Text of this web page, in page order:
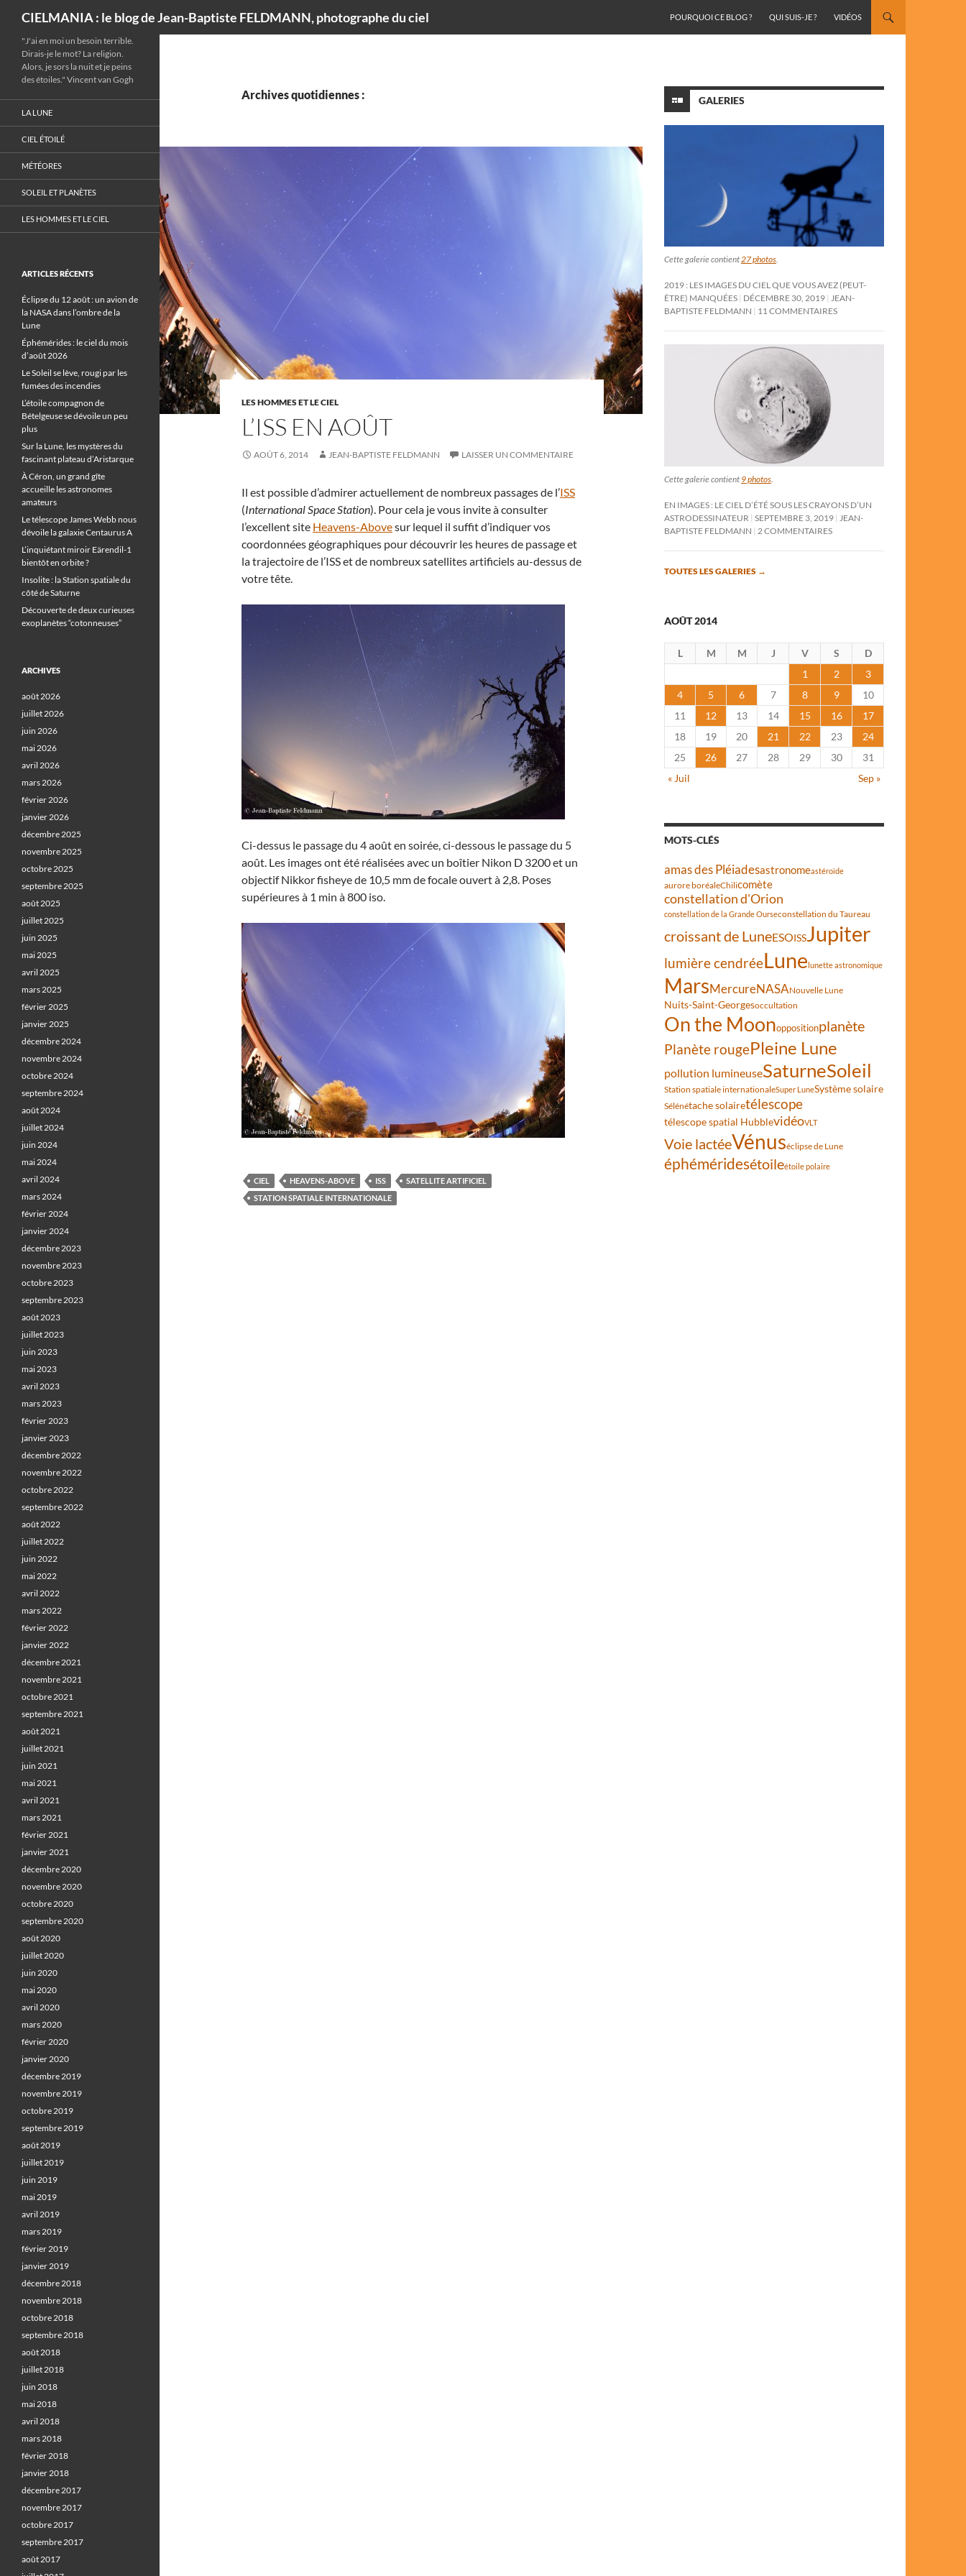
CIELMANIA : le blog de Jean-Baptiste FELDMANN, photographe du ciel
POURQUOI CE BLOG ?
QUI SUIS-JE ? VIDÉOS
Archives quotidiennes :
LES HOMMES ET LE CIEL
L’ISS EN AOÛT
AOÛT 6, 2014 JEAN-BAPTISTE FELDMANN LAISSER UN COMMENTAIRE
Il est possible d’admirer actuellement de nombreux passages de l’ISS
(International Space Station). Pour cela je vous invite à consulter
l’excellent site Heavens-Abovesur lequel il suffit d’indiquer vos
coordonnées géographiques pour découvrir les heures de passage et
la trajectoire de l’ISS et de nombreux satellites artificiels au-dessus de
votre tête.
Ci-dessus le passage du 4 août en soirée, ci-dessous le passage du 5
août. Les images ont été réalisées avec un boîtier Nikon D 3200 et un
objectif Nikkor fisheye de 10,5 mm de focale ouvert à 2,8. Poses
supérieures à 1 min à 800 iso.
CIEL HEAVENS-ABOVE ISS
SATELLITE ARTIFICIEL
STATION SPATIALE INTERNATIONALE
GALERIES
Cette galerie contient27 photos.
2019 : LES IMAGES DU CIEL QUE VOUS AVEZ (PEUT-
ÊTRE) MANQUÉES DÉCEMBRE 30, 2019 JEAN-
BAPTISTE FELDMANN
11 COMMENTAIRES
Cette galerie contient 9 photos
EN IMAGES : LE CIEL D’ÉTÉ SOUS LES CRAYONS D’UN
ASTRODESSINATEUR SEPTEMBRE 3, 2019
JEAN-
BAPTISTE FELDMANN
2 COMMENTAIRES
TOUTES LES GALERIES →
AOÛT 2014
L M M J V S
D
1
2
3
4
5 6 7 8 9
10
11
12 13 14 15 16
17
18
19 20 21 22 23
24
25
26 27 28 29 30
31
« Juil
Sep »
MOTS-CLÉS
amas des Pléiadesastronomeastéroïde
aurore boréaleChilicomète
constellation d'Orion
constellation de la Grande Ourseconstellation du Taureau
croissant de LuneESOISSJupiter
lumière cendréeLunelunette astronomique
MarsMercureNASANouvelle Lune
Nuits-Saint-Georgesoccultation
On the Moonoppositionplanète
Planète rougePleine Lune
pollution lumineuseSaturneSoleil
Station spatiale internationaleSuper LuneSystème solaire
Sélénétache solairetélescope
télescope spatial HubblevidéoVLT
Voie lactéeVénuséclipse de Lune
éphéméridesétoileétoile polaire
"J'ai en moi un besoin terrible.
Dirais-je le mot? La religion.
Alors, je sors la nuit et je peins
des étoiles." Vincent van Gogh
LA LUNE
CIEL ÉTOILÉ
MÉTÉORES
SOLEIL ET PLANÈTES
LES HOMMES ET LE CIEL
ARTICLES RÉCENTS
Éclipse du 12 août : un avion de
la NASA dans l’ombre de la
Lune
Éphémérides : le ciel du mois
d’août 2026
Le Soleil se lève, rougi par les
fumées des incendies
L’étoile compagnon de
Bételgeuse se dévoile un peu
plus
Sur la Lune, les mystères du
fascinant plateau d’Aristarque
À Céron, un grand gîte
accueille les astronomes
amateurs
Le télescope James Webb nous
dévoile la galaxie Centaurus A
L’inquiétant miroir Eärendil-1
bientôt en orbite ?
Insolite : la Station spatiale du
côté de Saturne
Découverte de deux curieuses
exoplanètes “cotonneuses”
ARCHIVES
août 2026
juillet 2026
juin 2026
mai 2026
avril 2026
mars 2026
février 2026
janvier 2026
décembre 2025
novembre 2025
octobre 2025
septembre 2025
août 2025
juillet 2025
juin 2025
mai 2025
avril 2025
mars 2025
février 2025
janvier 2025
décembre 2024
novembre 2024
octobre 2024
septembre 2024
août 2024
juillet 2024
juin 2024
mai 2024
avril 2024
mars 2024
février 2024
janvier 2024
décembre 2023
novembre 2023
octobre 2023
septembre 2023
août 2023
juillet 2023
juin 2023
mai 2023
avril 2023
mars 2023
février 2023
janvier 2023
décembre 2022
novembre 2022
octobre 2022
septembre 2022
août 2022
juillet 2022
juin 2022
mai 2022
avril 2022
mars 2022
février 2022
janvier 2022
décembre 2021
novembre 2021
octobre 2021
septembre 2021
août 2021
juillet 2021
juin 2021
mai 2021
avril 2021
mars 2021
février 2021
janvier 2021
décembre 2020
novembre 2020
octobre 2020
septembre 2020
août 2020
juillet 2020
juin 2020
mai 2020
avril 2020
mars 2020
février 2020
janvier 2020
décembre 2019
novembre 2019
octobre 2019
septembre 2019
août 2019
juillet 2019
juin 2019
mai 2019
avril 2019
mars 2019
février 2019
janvier 2019
décembre 2018
novembre 2018
octobre 2018
septembre 2018
août 2018
juillet 2018
juin 2018
mai 2018
avril 2018
mars 2018
février 2018
janvier 2018
décembre 2017
novembre 2017
octobre 2017
septembre 2017
août 2017